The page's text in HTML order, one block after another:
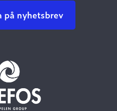
på nyhetsbrev